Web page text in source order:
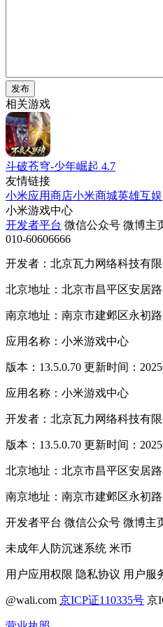
发布
相关游戏
斗破苍穹-少年崛起 4.7
友情链接
小米应用商店小米商城英雄互娱
小米游戏中心
开发者平台 微信公众号 微博主
010-60606666
开发者：北京瓦力网络科技有限
北京地址：北京市昌平区安居
南京地址：南京市建邺区永初
应用名称：小米游戏中心
版本：13.5.0.70 更新时间：
应用名称：小米游戏中心
开发者：北京瓦力网络科技有
版本：13.5.0.70 更新时间：
北京地址：北京市昌平区安居
南京地址：南京市建邺区永初
开发者平台 微信公众号 微博主
未成年人防沉迷系统 米币
用户应用权限 隐私协议 用户服
@wali.com 京ICP证110335号 京